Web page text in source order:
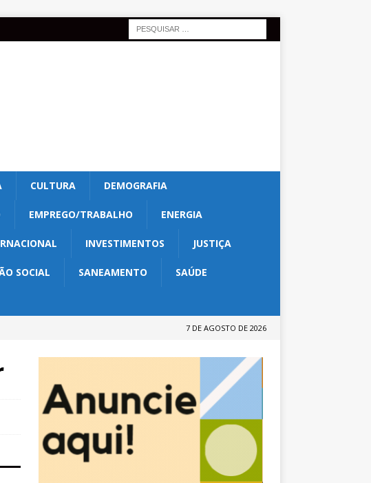
CULTURA DEMOGRAFIA
EMPREGO/TRABALHO ENERGIA
INVESTIMENTOS JUSTIÇA
SOCIAL SANEAMENTO SAÚDE
7 DE AGOSTO DE 2026